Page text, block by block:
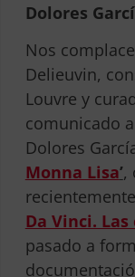
Dolores
Nos
Delieuvin,
Louvre y
comunicado
Dolores
Monna Lisa’,
Da Vinci.
pasado a